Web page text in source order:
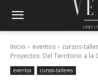
Inicio eventos cursos-
Proyectos. Del Territorio a la
eventos cursos-talleres